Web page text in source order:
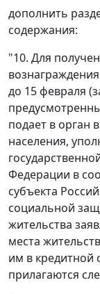
дополнить
содержания:
"10. Для
до 15 февраля
подает в орган
населения,
Федерации в
субъекта
социальной
жительства
места
им в кредитной
прилагаются